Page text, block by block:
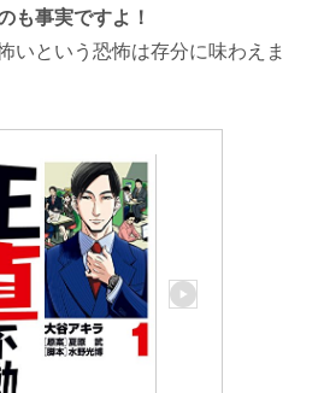
も事実ですよ！
いという恐怖は存分に味わえま